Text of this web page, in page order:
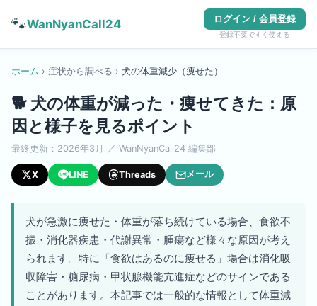
🐾WanNyanCall24 ログイン / 会員登録
登録不要ですぐ使える
ホーム › 症状から調べる › 犬の体重減少（痩せた）
🐕 犬の体重が減った・痩せてきた：原
因と様子を見るポイント
最終更新： 2026年3月 ／ WanNyanCall24 編集部
X LINE Threads メール
犬が急激に痩せた・体重が落ち続けている場合、食欲不
振・消化器疾患・代謝異常・腫瘍など様々な原因が考え
られます。特に「食欲はあるのに痩せる」場合は消化吸
収障害・糖尿病・甲状腺機能亢進症などのサインである
ことがあります。本記事では一般的な情報として体重減